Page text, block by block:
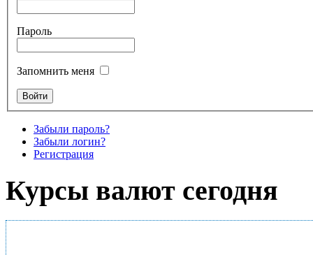
Пароль
Запомнить меня
Забыли пароль?
Забыли логин?
Регистрация
Курсы валют сегодня